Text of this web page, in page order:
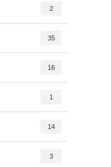
2
35
16
1
14
3